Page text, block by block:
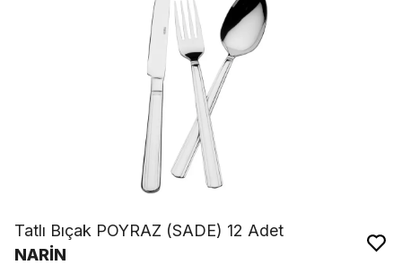
Tatlı Bıçak POYRAZ (SADE) 12 Adet
NARİN